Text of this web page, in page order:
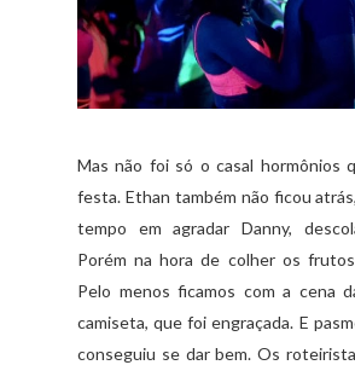
Mas não foi só o casal hormônios
festa. Ethan também não ficou
tempo em agradar Danny,
Porém na hora de colher os
Pelo menos ficamos com a cena
camiseta, que foi engraçada. E
conseguiu se dar bem. Os